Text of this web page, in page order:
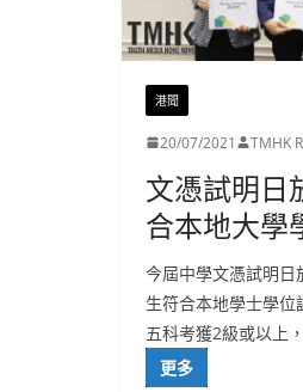
港聞
20/07/2021 TMHK
文憑試明日
合本地大學
今屆中學文憑試明
生符合本地學士學
五科考獲2級或以上
更多